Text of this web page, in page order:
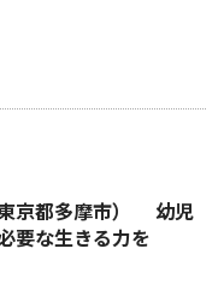
京都多摩市） 幼児
要な生きる力を